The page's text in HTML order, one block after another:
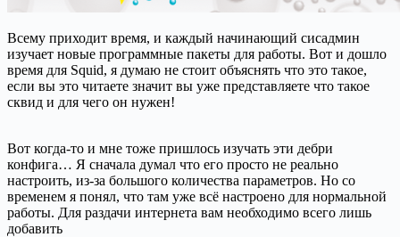
Всему приходит время, и каждый начинающий сисадмин
изучает новые программные пакеты для работы. Вот и дошло
время для Squid, я думаю не стоит объяснять что это такое,
если вы это читаете значит вы уже представляете что такое
сквид и для чего он нужен!
Вот когда-то и мне тоже пришлось изучать эти дебри
конфига… Я сначала думал что его просто не реально
настроить, из-за большого количества параметров. Но со
временем я понял, что там уже всё настроено для нормальной
работы. Для раздачи интернета вам необходимо всего лишь
добавить